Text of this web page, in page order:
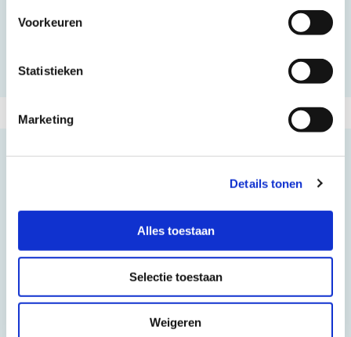
Voorkeuren
Statistieken
Marketing
Details tonen
Alles toestaan
Selectie toestaan
Weigeren
feestelijk geopend in de Winkelhof Leiderdorp. Een
14 JULI 2025